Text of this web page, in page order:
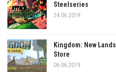
Steelseries
24.06.2019
Kingdom: New
Store
06.06.2019